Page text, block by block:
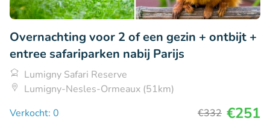
Overnachting voor 2 of een gezin + ontbijt +
entree safariparken nabij Parijs
Lumigny Safari Reserve
Lumigny-Nesles-Ormeaux (51km)
Verkocht: 0
€332 €251